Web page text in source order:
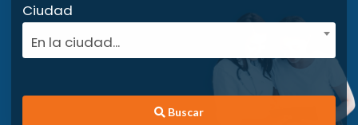
Ciudad
En la ciudad...
Buscar